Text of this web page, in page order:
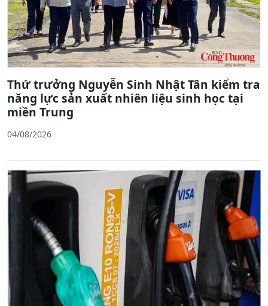
Thứ trưởng Nguyễn Sinh Nhật Tân kiểm tra
năng lực sản xuất nhiên liệu sinh học tại
miền Trung
04/08/2026